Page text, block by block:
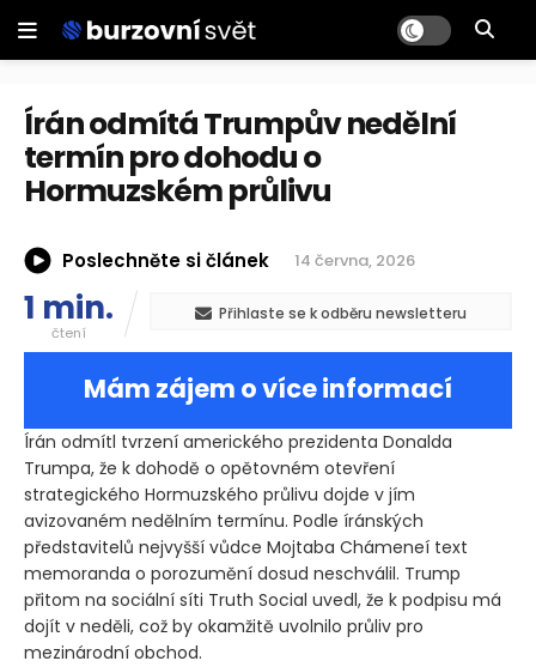
Írán odmítá Trumpův nedělní
termín pro dohodu o
Hormuzském průlivu
Poslechněte si článek 14 června, 2026
1 min.
čtení
Přihlaste se k odběru newsletteru
Mám zájem o více informací
Írán odmítl tvrzení amerického prezidenta Donalda
Trumpa, že k dohodě o opětovném otevření
strategického Hormuzského průlivu dojde v jím
avizovaném nedělním termínu. Podle íránských
představitelů nejvyšší vůdce Mojtaba Chámeneí text
memoranda o porozumění dosud neschválil. Trump
přitom na sociální síti Truth Social uvedl, že k podpisu má
dojít v neděli, což by okamžitě uvolnilo průliv pro
mezinárodní obchod.